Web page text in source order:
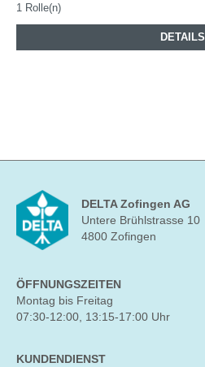
1 Rolle(n)
DETAILS
DELTA Zofingen AG
Untere Brühlstrasse 10
4800 Zofingen
ÖFFNUNGSZEITEN
Montag bis Freitag
07:30-12:00, 13:15-17:00 Uhr
KUNDENDIENST